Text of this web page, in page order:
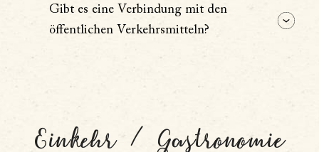
Gibt es eine Verbindung mit den
öffentlichen Verkehrsmitteln?
Einkehr / Gastronomie